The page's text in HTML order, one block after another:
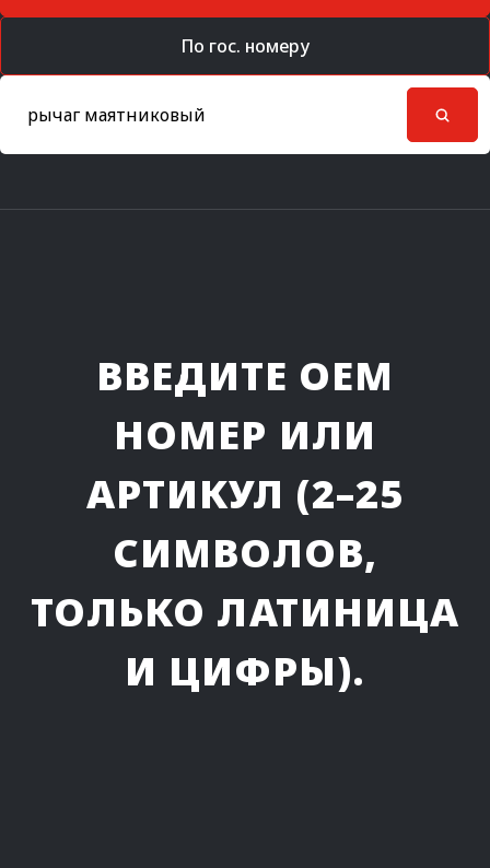
По гос. номеру
ВВЕДИТЕ OEM
НОМЕР ИЛИ
АРТИКУЛ (2–25
СИМВОЛОВ,
ТОЛЬКО ЛАТИНИЦА
И ЦИФРЫ).